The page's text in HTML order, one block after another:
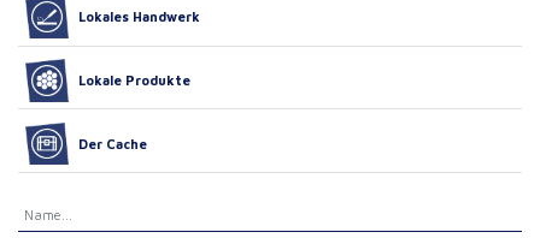
Lokales Handwerk
Lokale Produkte
Der Cache